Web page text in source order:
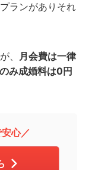
ランがありそれ
、 月会費は一律
み成婚料は0円
心／